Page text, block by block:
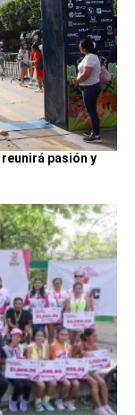
reunirá pasión y